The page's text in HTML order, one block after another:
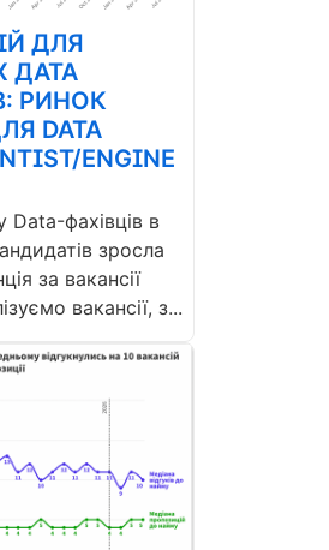
ДЛЯ
ДАТА
РИНОК
DATA
ENGINE
фахівців в
зросла
за вакансії
вакансії, з...